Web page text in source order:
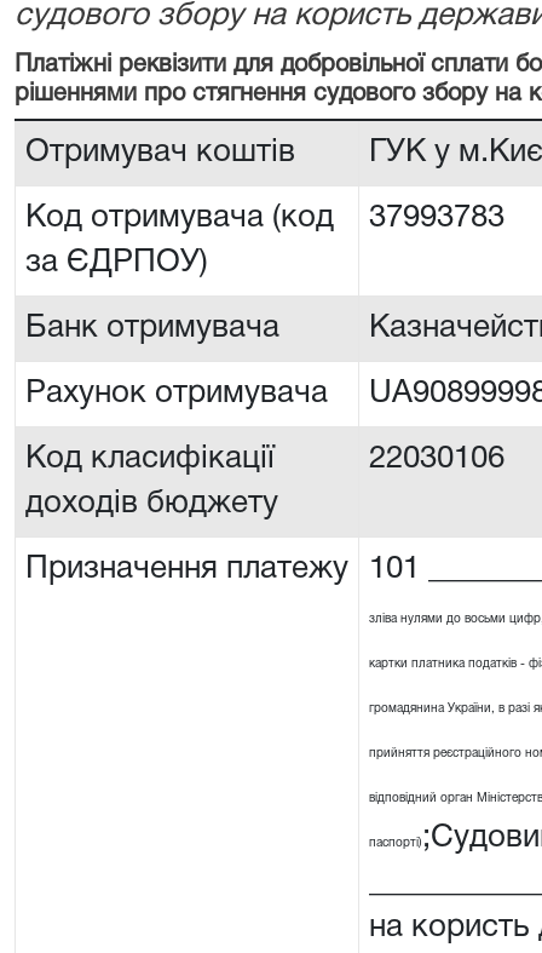
судового збору на користь
Платіжні реквізити для добровільної
рішеннями про стягнення судового збору на
Отримувач коштів ГУК у
Код отримувача (код
за ЄДРПОУ)
37993783
Банк отримувача
Рахунок отримувача
Код класифікації
доходів бюджету
22030106
Призначення платежу 101
зліва нулями до восьми
картки платника податків -
громадянина України, в разі
прийняття реєстраційного
відповідний орган
паспорті)
на